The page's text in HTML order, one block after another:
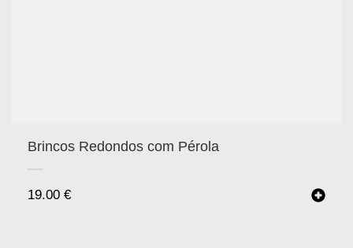
Brincos Redondos com Pérola
19.00 €